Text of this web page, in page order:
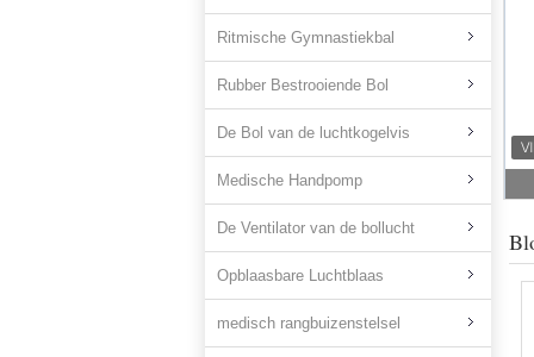
Ritmische Gymnastiekbal
Rubber Bestrooiende Bol
De Bol van de luchtkogelvis
Medische Handpomp
De Ventilator van de bollucht
Opblaasbare Luchtblaas
medisch rangbuizenstelsel